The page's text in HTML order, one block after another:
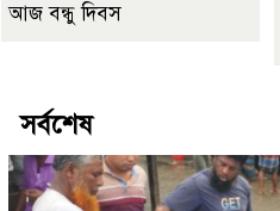
আজ বন্ধু দিবস
সর্বশেষ